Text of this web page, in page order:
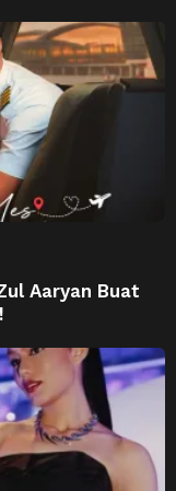
Aaryan Buat